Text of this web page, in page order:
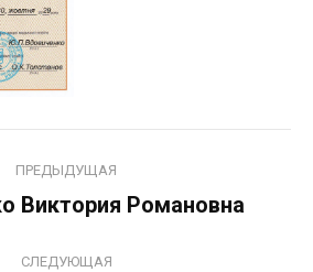
ПРЕДЫДУЩАЯ
Предыдущая
Виктория Романовна
СЛЕДУЮЩАЯ